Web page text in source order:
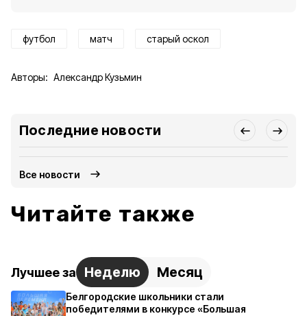
футбол матч старый оскол
Авторы: Александр Кузьмин
Последние новости
Все новости
Читайте также
Лучшее за Неделю Месяц
Белгородские школьники стали
победителями в конкурсе «Большая